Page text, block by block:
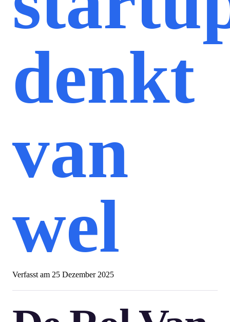
denkt
van
wel
Verfasst am 25 Dezember 2025